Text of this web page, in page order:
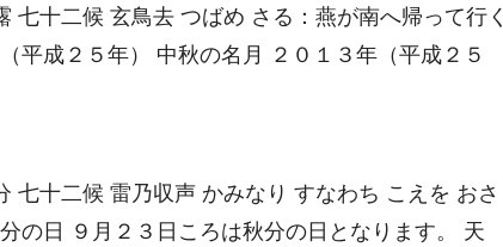
七十二候 玄鳥去 つばめ さる：燕が南へ帰って行く
平成２５年） 中秋の名月 ２０１３年（平成２５
七十二候 雷乃収声 かみなり すなわち こえを おさ
の日 ９月２３日ころは秋分の日となります。 天